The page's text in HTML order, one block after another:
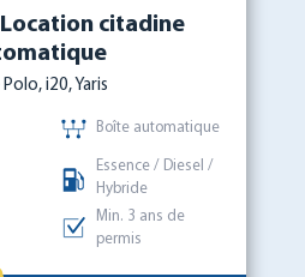
citadine
Polo, i20, Yaris
Boîte automatique
Essence / Diesel /
Hybride
Min. 3 ans de
permis